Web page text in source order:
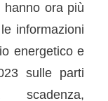
hanno ora più
informazioni
energetico e
sulle parti
scadenza,